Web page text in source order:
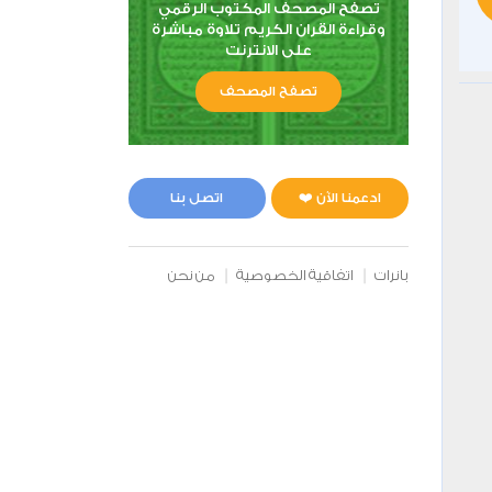
تصفح المصحف المكتوب الرقمي
وقراءة القران الكريم تلاوة مباشرة
على الانترنت
تصفح المصحف
ادعمنا الآن ❤️ اتصل بنا
بانرات اتفاقية الخصوصية من نحن